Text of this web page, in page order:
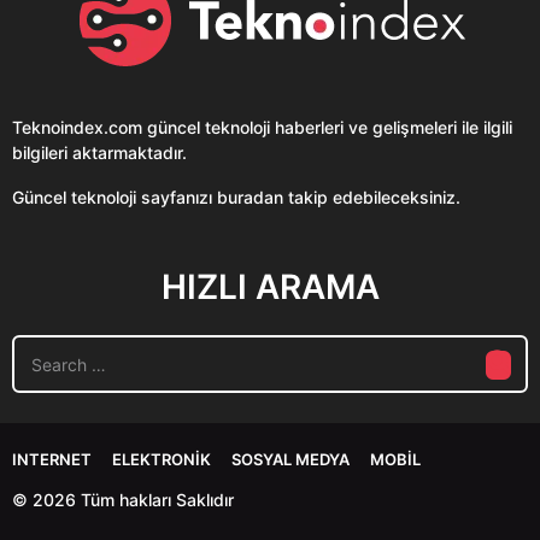
Teknoindex.com güncel teknoloji haberleri ve gelişmeleri ile ilgili
bilgileri aktarmaktadır.
Güncel teknoloji sayfanızı buradan takip edebileceksiniz.
HIZLI ARAMA
S
a
h
o
INTERNET ELEKTRONIK SOSYAL MEDYA MOBIL
© 2026 Tüm hakları Saklıdır